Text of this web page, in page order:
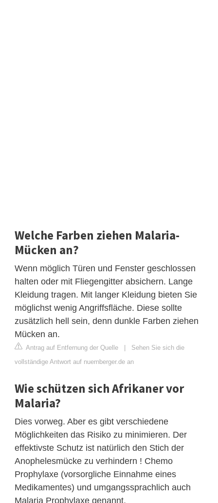
Welche Farben ziehen Malaria-
Mücken an?
Wenn möglich Türen und Fenster geschlossen
halten oder mit Fliegengitter absichern. Lange
Kleidung tragen. Mit langer Kleidung bieten Sie
möglichst wenig Angriffsfläche. Diese sollte
zusätzlich hell sein, denn dunkle Farben ziehen
Mücken an.
Antrag auf Entfernung der Quelle | Sehen Sie sich die
vollständige Antwort auf nuernberger.de an
Wie schützen sich Afrikaner vor
Malaria?
Dies vorweg. Aber es gibt verschiedene
Möglichkeiten das Risiko zu minimieren. Der
effektivste Schutz ist natürlich den Stich der
Anophelesmücke zu verhindern ! Chemo
Prophylaxe (vorsorgliche Einnahme eines
Medikamentes) und umgangssprachlich auch
Malaria Prophylaxe genannt.